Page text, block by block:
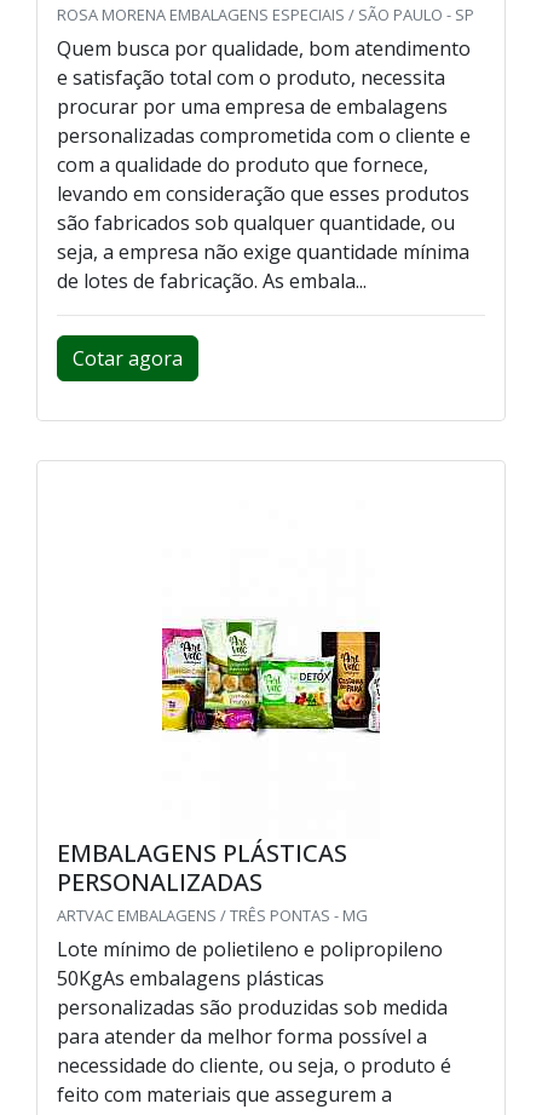
ROSA MORENA EMBALAGENS ESPECIAIS / SÃO PAULO - SP
Quem busca por qualidade, bom atendimento
e satisfação total com o produto, necessita
procurar por uma empresa de embalagens
personalizadas comprometida com o cliente e
com a qualidade do produto que fornece,
levando em consideração que esses produtos
são fabricados sob qualquer quantidade, ou
seja, a empresa não exige quantidade mínima
de lotes de fabricação. As embala...
Cotar agora
EMBALAGENS PLÁSTICAS
PERSONALIZADAS
ARTVAC EMBALAGENS / TRÊS PONTAS - MG
Lote mínimo de polietileno e polipropileno
50KgAs embalagens plásticas
personalizadas são produzidas sob medida
para atender da melhor forma possível a
necessidade do cliente, ou seja, o produto é
feito com materiais que assegurem a